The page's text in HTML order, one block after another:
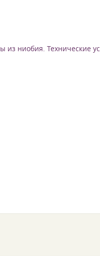
из ниобия. Технические